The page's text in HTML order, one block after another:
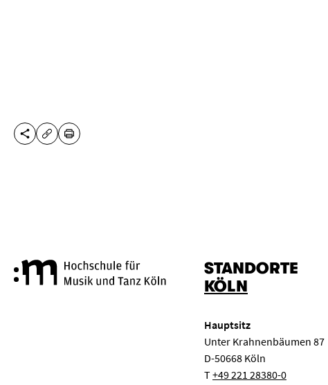
DIESE SEITE TEILEN
URL KOPIEREN
DRUCKEN
Hochschule für Musik und Tanz Köln
STANDORTE
KÖLN
Hauptsitz
Unter Krahnenbäumen 87
D-50668 Köln
T+49 221 28380-0